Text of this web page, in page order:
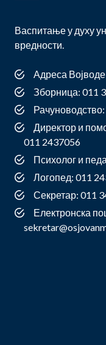
Васпитање у духу
вредности.
Адреса
Зборница: 011
Директор и
011 2437056
Психолог и
Логопед: 011
Секретар: 011
Електронска